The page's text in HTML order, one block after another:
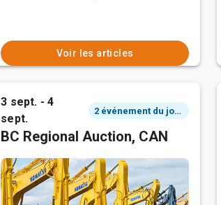
Voir les articles
3 sept. - 4
sept.
2 événement du jour
BC Regional Auction, CAN